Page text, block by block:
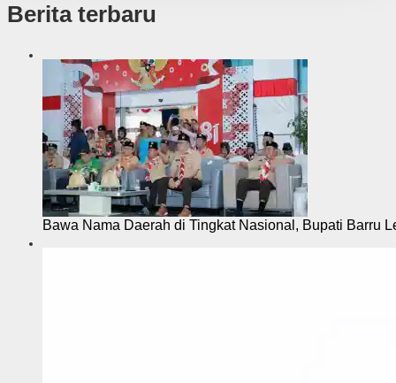
Berita terbaru
Bawa Nama Daerah di Tingkat Nasional, Bupati Barru